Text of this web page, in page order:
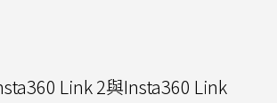
Link 2與Insta360 Link